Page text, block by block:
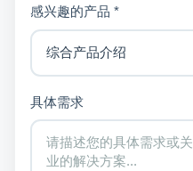
感兴趣的产品 *
具体需求